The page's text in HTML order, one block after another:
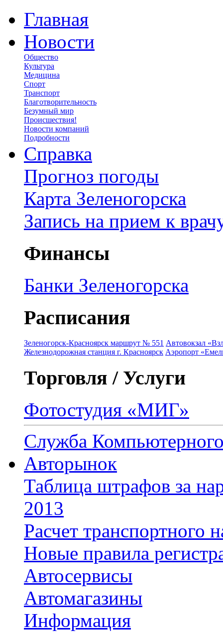
Главная
Новости
Общество
Культура
Медицина
Спорт
Транспорт
Благотворительность
Безумный мир
Происшествия!
Новости компаний
Подробности
Справка
Прогноз погоды
Карта Зеленогорска
Запись на прием к
Финансы
Банки Зеленогорска
Расписания
Зеленогорск-Красноярск маршрут № 551 Автовокзал
Железнодорожная станция г. Красноярск Аэропорт
Торговля / Услуги
Фотостудия «МИГ»
Служба
Авторынок
Таблица штрафов за
2013
Расчет транспортного
Новые правила
Автосервисы
Автомагазины
Информация